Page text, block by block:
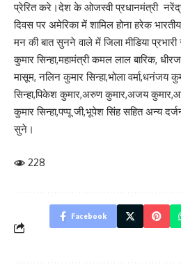
प्रेरित करे।देश के ओजस्वी प्रधानमंत्री नरेंद्र
दिवस पर अमेरिका में शामिल होना हरेक
मन की बात सुनने वाले में जिला मीडिया
कुमार सिन्हा,महामंत्री कमल लाल बारिक, धीरज
मासूम, नलिन कुमार सिन्हा,भोला वर्मा,धनंजय
सिन्हा,पिकेश कुमार,अरुण कुमार,अजय
कुमार सिन्हा,पप्पू जी,भूपेश सिंह सहित अन्य
सुने।
228
Facebook